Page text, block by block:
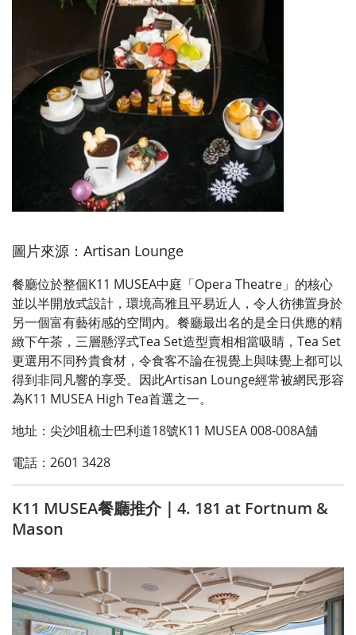
圖片來源：Artisan Lounge
餐廳位於整個K11 MUSEA中庭「Opera Theatre」的核心
並以半開放式設計，環境高雅且平易近人，令人彷彿置身於
另一個富有藝術感的空間內。餐廳最出名的是全日供應的精
緻下午茶，三層懸浮式Tea Set造型賣相相當吸睛，Tea Set
更選用不同矜貴食材，令食客不論在視覺上與味覺上都可以
得到非同凡響的享受。因此Artisan Lounge經常被網民形容
為K11 MUSEA High Tea首選之一。
地址：尖沙咀梳士巴利道18號K11 MUSEA 008-008A舖
電話：2601 3428
K11 MUSEA餐廳推介｜4. 181 at Fortnum &
Mason